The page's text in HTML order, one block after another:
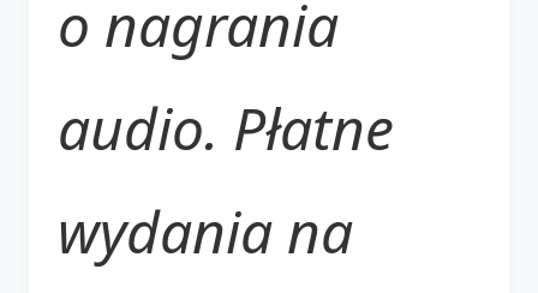
o nagrania
audio. Płatne
wydania na